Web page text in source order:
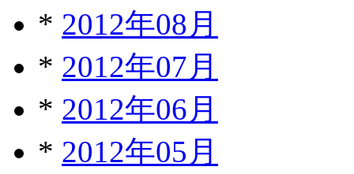
* 2012年08月
* 2012年07月
* 2012年06月
* 2012年05月